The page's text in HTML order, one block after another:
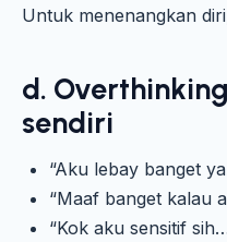
Untuk menenangkan
d.
sendiri
“Aku lebay banget
“Maaf banget kalau
“Kok aku sensitif